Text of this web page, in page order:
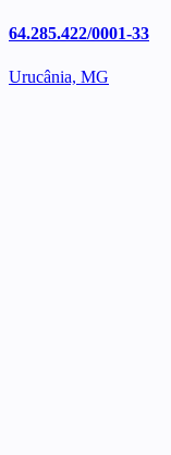
64.285.422/0001-33
Urucânia, MG